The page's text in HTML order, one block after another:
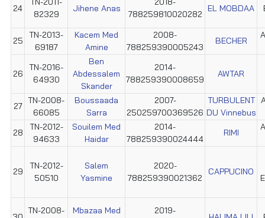
24
82329
Jihene Anas
788259810020282
EL MOBDAA
25
TN-2013-
69187
Kacem Med
Amine
2008-
788259390005243
BECHER
26
TN-2016-
64930
Ben
Abdessalem
Skander
2014-
788259390008659
AWTAR
27
TN-2008-
66085
Boussaada
Sarra
2007-
250259700369526
TURBULENT
DU Vinnebus
28
TN-2012-
94633
Souilem Med
Haidar
2014-
788259390024444
RIMI
29
TN-2012-
50510
Salem
Yasmine
2020-
788259390021362
CAPPUCINO
TN-2008-
Mbazaa Med
2019-